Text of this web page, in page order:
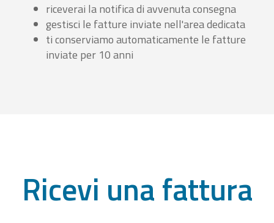
riceverai la notifica di avvenuta consegna
gestisci le fatture inviate nell'area dedicata
ti conserviamo automaticamente le fatture
inviate per 10 anni
Ricevi una fattura